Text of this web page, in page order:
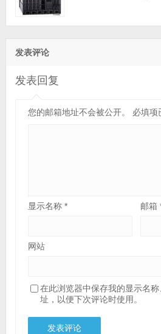
发表评论
发表回复
您的邮箱地址不会被公开。 必填项
显示名称 * 邮箱
网站
在此浏览器中保存我的显示名
址，以便下次评论时使用。